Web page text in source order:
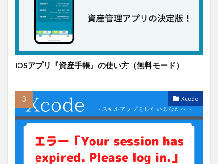
iOSアプリ『資産手帳』の使い方（無料モード）
Xcode